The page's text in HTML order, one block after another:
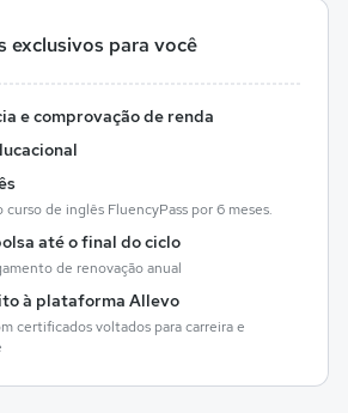
exclusivos para você
e comprovação de renda
curso de inglês FluencyPass por 6 meses.
até o final do ciclo
de renovação anual
à plataforma Allevo
certificados voltados para carreira e